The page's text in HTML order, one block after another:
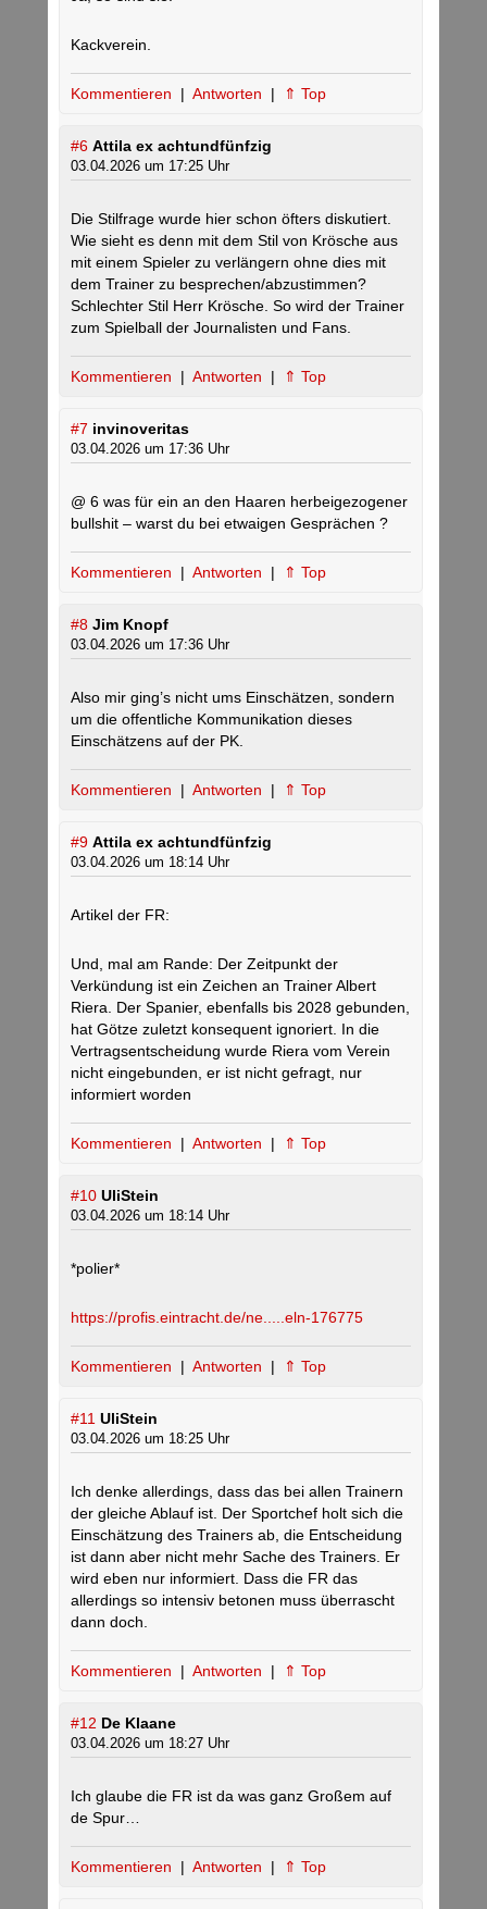
Kackverein.
Kommentieren | Antworten | ⇑ Top
#6 Attila ex achtundfünfzig
03.04.2026 um 17:25 Uhr
Die Stilfrage wurde hier schon öfters diskutiert.
Wie sieht es denn mit dem Stil von Krösche aus
mit einem Spieler zu verlängern ohne dies mit
dem Trainer zu besprechen/abzustimmen?
Schlechter Stil Herr Krösche. So wird der Trainer
zum Spielball der Journalisten und Fans.
Kommentieren | Antworten | ⇑ Top
#7 invinoveritas
03.04.2026 um 17:36 Uhr
@ 6 was für ein an den Haaren herbeigezogener
bullshit – warst du bei etwaigen Gesprächen ?
Kommentieren | Antworten | ⇑ Top
#8 Jim Knopf
03.04.2026 um 17:36 Uhr
Also mir ging’s nicht ums Einschätzen, sondern
um die offentliche Kommunikation dieses
Einschätzens auf der PK.
Kommentieren | Antworten | ⇑ Top
#9 Attila ex achtundfünfzig
03.04.2026 um 18:14 Uhr
Artikel der FR:
Und, mal am Rande: Der Zeitpunkt der
Verkündung ist ein Zeichen an Trainer Albert
Riera. Der Spanier, ebenfalls bis 2028 gebunden,
hat Götze zuletzt konsequent ignoriert. In die
Vertragsentscheidung wurde Riera vom Verein
nicht eingebunden, er ist nicht gefragt, nur
informiert worden
Kommentieren | Antworten | ⇑ Top
#10 UliStein
03.04.2026 um 18:14 Uhr
*polier*
https://profis.eintracht.de/ne.....eln-176775
Kommentieren | Antworten | ⇑ Top
#11 UliStein
03.04.2026 um 18:25 Uhr
Ich denke allerdings, dass das bei allen Trainern
der gleiche Ablauf ist. Der Sportchef holt sich die
Einschätzung des Trainers ab, die Entscheidung
ist dann aber nicht mehr Sache des Trainers. Er
wird eben nur informiert. Dass die FR das
allerdings so intensiv betonen muss überrascht
dann doch.
Kommentieren | Antworten | ⇑ Top
#12 De Klaane
03.04.2026 um 18:27 Uhr
Ich glaube die FR ist da was ganz Großem auf
de Spur…
Kommentieren | Antworten | ⇑ Top